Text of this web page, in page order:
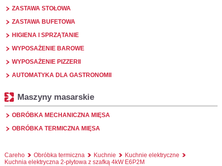
ZASTAWA STOŁOWA
ZASTAWA BUFETOWA
HIGIENA I SPRZĄTANIE
WYPOSAŻENIE BAROWE
WYPOSAŻENIE PIZZERII
AUTOMATYKA DLA GASTRONOMII
Maszyny masarskie
OBRÓBKA MECHANICZNA MIĘSA
OBRÓBKA TERMICZNA MIĘSA
Careho Obróbka termiczna Kuchnie
Kuchnie elektryczne
Kuchnia elektryczna 2-płytowa z szafką 4kW E6P2M